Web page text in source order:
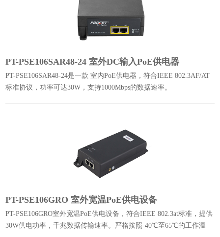
PT-PSE106SAR48-24 室外DC输入PoE供电器
PT-PSE106SAR48-24是一款 室内PoE供电器，符合IEEE 802.3AF/AT
标准协议，功率可达30W，支持1000Mbps的数据速率。
PT-PSE106GRO 室外宽温PoE供电设备
PT-PSE106GRO室外宽温PoE供电设备，符合IEEE 802.3at标准，提供
30W供电功率，千兆数据传输速率。严格按照-40℃至65℃的工作温